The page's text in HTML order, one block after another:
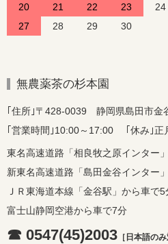
無農薬茶の杉本園
｢住所｣〒428-0039 静岡県島田市金
｢営業時間｣10:00～17:00 ｢休み｣正
東名高速道路「相良牧之原インター
新東名高速道路「島田金谷インター
ＪＲ東海道本線「金谷駅」から車で5
富士山静岡空港から車で7分
☎ 0547(45)2003 ［日本語のみ
20
21 22 23 24
27
28 29 30